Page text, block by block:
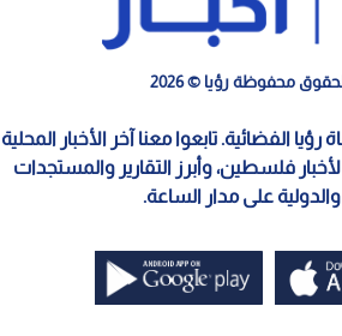
محفوظة رؤيا © 2026
رؤيا الفضائية. تابعوا معنا آخر الأخبار المحلية
فلسطين، وأبرز التقارير والمستجدات
والدولية على مدار الساعة.